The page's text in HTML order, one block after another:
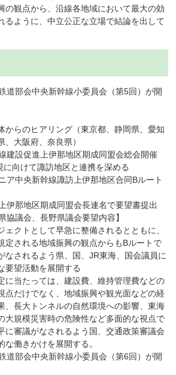
の観点から、沿線各地域において最大の効
るように、中立公正な立場で結論を出して
道部会中央新幹線小委員会（第5回）が開
からのヒアリング（東京都、静岡県、愛知
、大阪府、奈良県）
建設促進上伊那地区期成同盟会総会開催
向けて諏訪地区と連携を深める
ア中央新幹線諏訪上伊那地区合同Bルート
那地区期成同盟会長連名で要望書提出
協議会、長野県議会要望内容】
ェクトとして早急に整備されるとともに、
定される地域振興の観点からもBルートで
なされるよう県、国、JR東海、国会議員に
要望活動を展開する
に当たっては、建設費、維持管理費などの
点だけでなく、地域振興や観光面などの経
、長大トンネルの自然環境への影響、東海
大規模災害時の危険性など多面的な視点で
に審議がなされるよう国、交通政策審議会
な働きかけを展開する。
道部会中央新幹線小委員会（第6回）が開